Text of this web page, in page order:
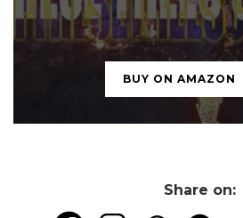
...
BUY ON AMAZON
Share on: